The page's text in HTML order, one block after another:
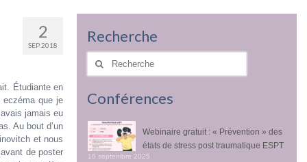
2
SEP 2018
Étudiante en
eczéma que je
jamais eu
Au bout d’un
et nous
de poster
Recherche
Rechercher
Conférences
Webinaire gratuit : « Prévention » des
états de stress post traumatique ESPT
16 septembre 2025